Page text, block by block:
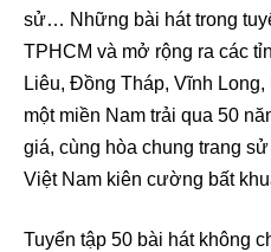
sử… Những bài hát trong
TPHCM và mở rộng ra các
Liêu, Đồng Tháp, Vĩnh
một miền Nam trải qua 50
giá, cùng hòa chung trang
Việt Nam kiên cường bất
Tuyển tập 50 bài hát không